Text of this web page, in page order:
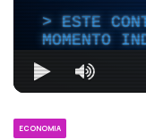
ESTE
MOMENTO
ECONOMIA